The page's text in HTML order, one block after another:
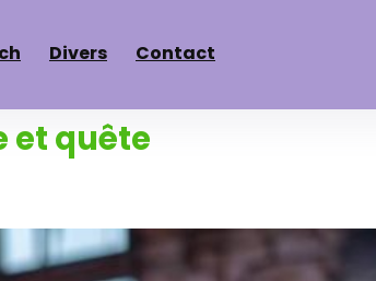
Divers Contact
et quête